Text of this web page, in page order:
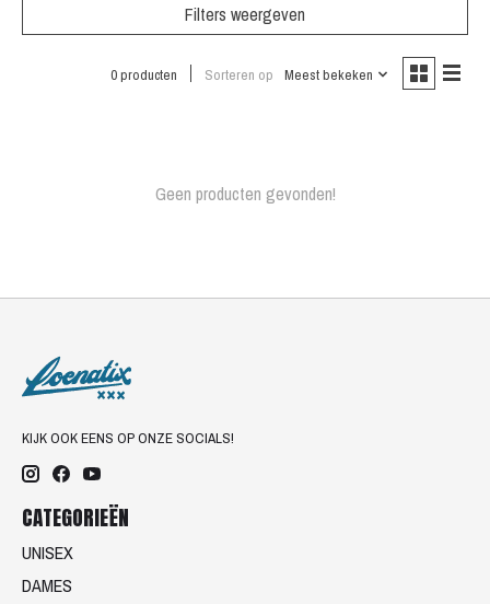
Filters weergeven
0 producten Sorteren op Meest bekeken
Geen producten gevonden!
KIJK OOK EENS OP ONZE SOCIALS!
CATEGORIEËN
UNISEX
DAMES